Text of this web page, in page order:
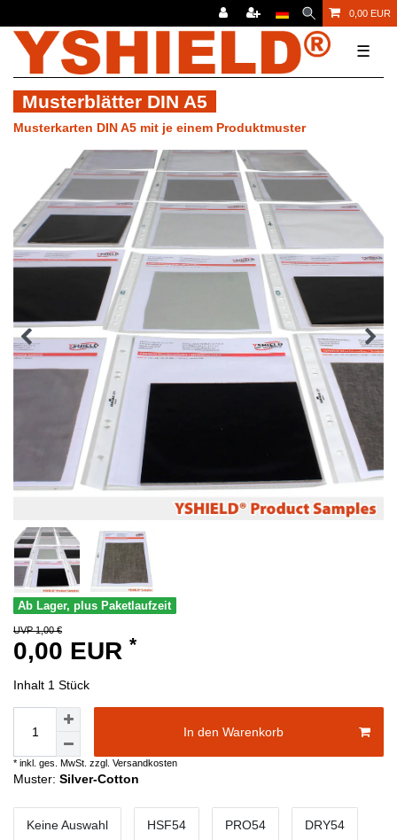
0,00 EUR
☰
Musterblätter DIN A5
Musterkarten DIN A5 mit je einem Produktmuster
Ab Lager, plus Paketlaufzeit
UVP 1,00 €
0,00 EUR *
Inhalt 1 Stück
In den Warenkorb
* inkl. ges. MwSt. zzgl. Versandkosten
Muster: Silver-Cotton
Keine Auswahl HSF54 PRO54 DRY54